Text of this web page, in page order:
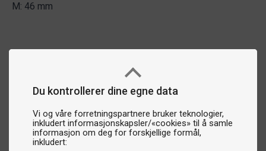
Du kontrollerer dine egne data
Vi og våre forretningspartnere bruker teknologier,
inkludert informasjonskapsler/«cookies» til å samle
informasjon om deg for forskjellige formål,
inkludert:
M: 46 mm